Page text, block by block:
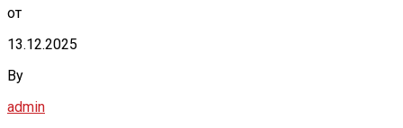
от
13.12.2025
By
admin